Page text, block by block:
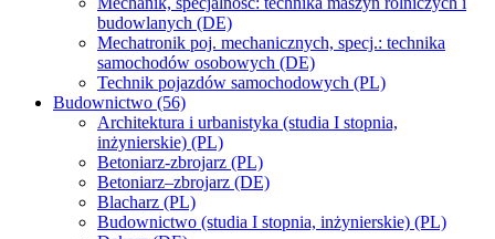
budowlanych (DE)
Mechatronik poj. mechanicznych, specj.: technika
samochodów osobowych (DE)
Technik pojazdów samochodowych (PL)
Budownictwo (56)
Architektura i urbanistyka (studia I stopnia,
inżynierskie) (PL)
Betoniarz-zbrojarz (PL)
Betoniarz–zbrojarz (DE)
Blacharz (PL)
Budownictwo (studia I stopnia, inżynierskie) (PL)